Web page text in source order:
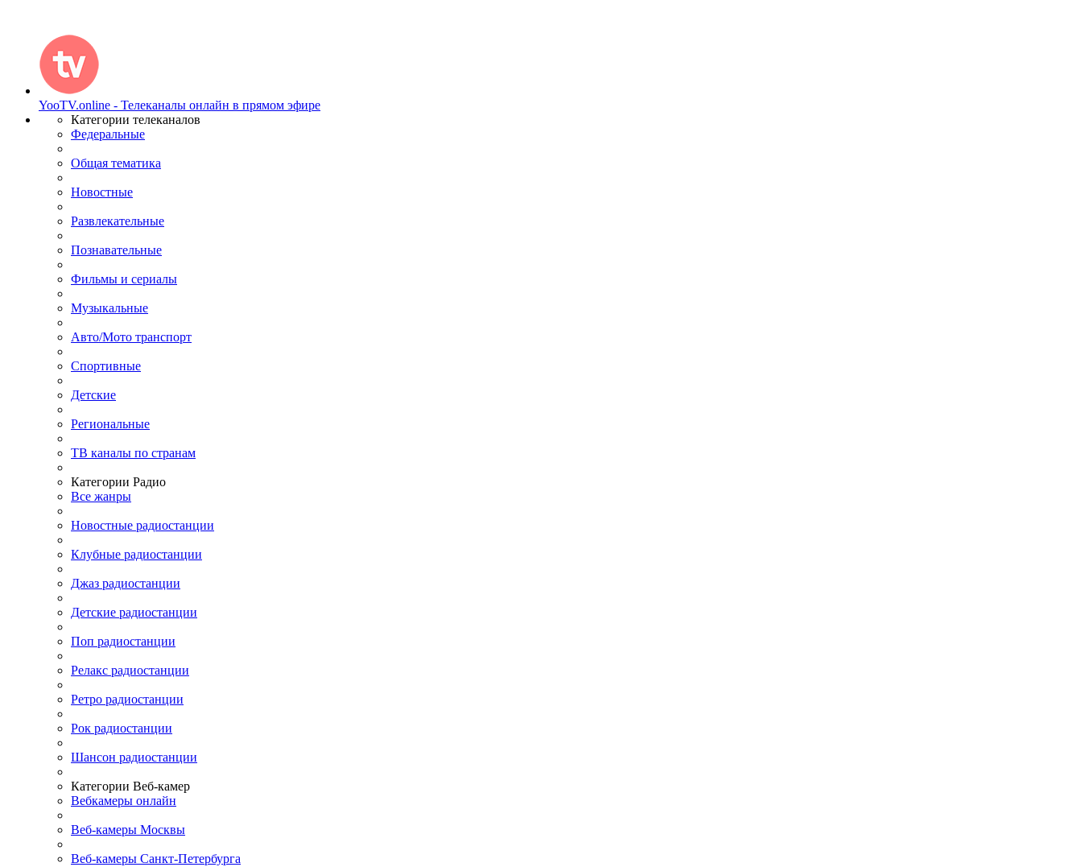
YooTV.online - Телеканалы онлайн в прямом эфире
Категории телеканалов
Федеральные
Общая тематика
Новостные
Развлекательные
Познавательные
Фильмы и сериалы
Музыкальные
Авто/Мото транспорт
Спортивные
Детские
Региональные
ТВ каналы по странам
Категории Радио
Все жанры
Новостные радиостанции
Клубные радиостанции
Джаз радиостанции
Детские радиостанции
Поп радиостанции
Релакс радиостанции
Ретро радиостанции
Рок радиостанции
Шансон радиостанции
Категории Веб-камер
Вебкамеры онлайн
Веб-камеры Москвы
Веб-камеры Санкт-Петербурга